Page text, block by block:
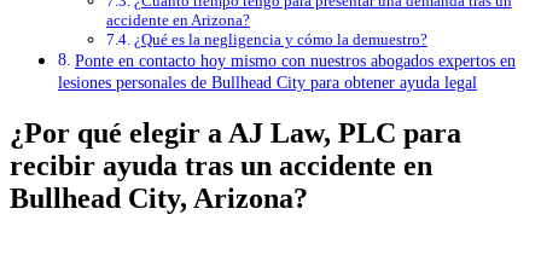
accidente en Arizona?
¿Qué es la negligencia y cómo la demuestro?
Ponte en contacto hoy mismo con nuestros abogados expertos en
lesiones personales de Bullhead City para obtener ayuda legal
¿Por qué elegir a AJ Law, PLC para
recibir ayuda tras un accidente en
Bullhead City, Arizona?